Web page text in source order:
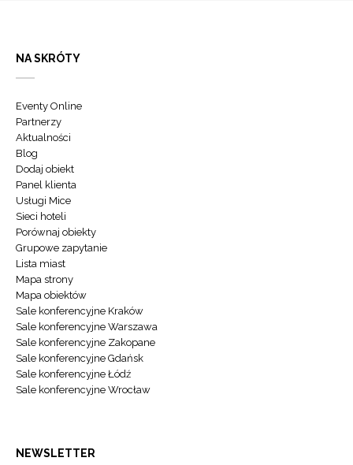
NA SKRÓTY
Eventy Online
Partnerzy
Aktualności
Blog
Dodaj obiekt
Panel klienta
Usługi Mice
Sieci hoteli
Porównaj obiekty
Grupowe zapytanie
Lista miast
Mapa strony
Mapa obiektów
Sale konferencyjne Kraków
Sale konferencyjne Warszawa
Sale konferencyjne Zakopane
Sale konferencyjne Gdańsk
Sale konferencyjne Łódź
Sale konferencyjne Wrocław
NEWSLETTER